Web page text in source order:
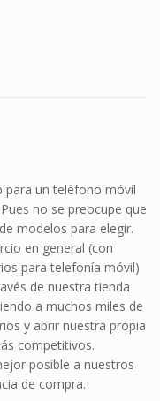
para un teléfono móvil
no se preocupe que
modelos para elegir.
en general (con
para telefonía móvil)
de nuestra tienda
a muchos miles de
y abrir nuestra propia
competitivos.
posible a nuestros
de compra.